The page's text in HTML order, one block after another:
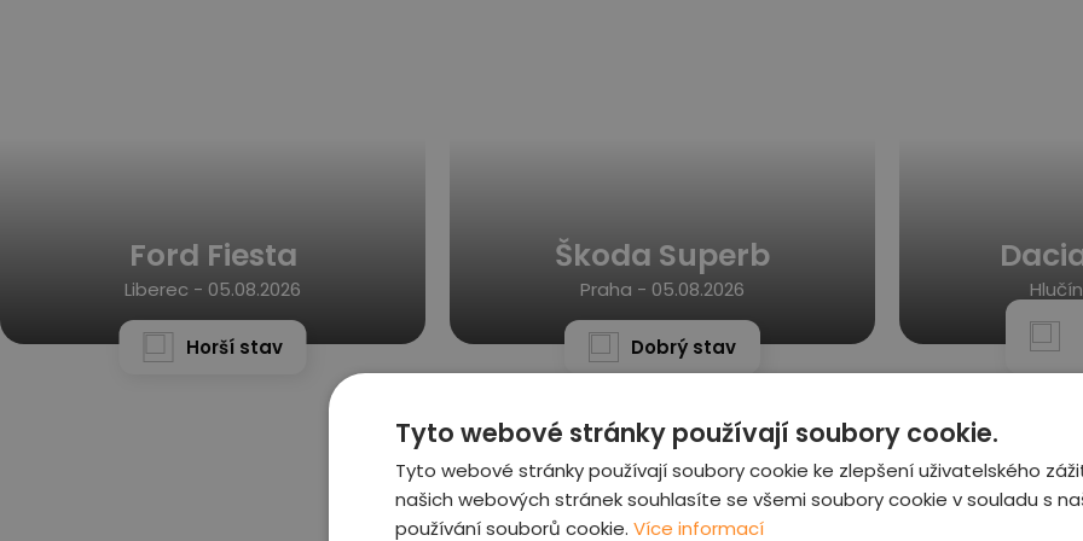
Ford Fiesta
Liberec - 05.08.2026
Horší stav
Škoda Superb
Praha - 05.08.2026
Dobrý stav
Tyto webové stránky používají soubory cookie.
Tyto webové stránky používají soubory cookie ke zlepšení uživatelského
našich webových stránek souhlasíte se všemi soubory cookie v souladu s
používání souborů cookie. Více informací